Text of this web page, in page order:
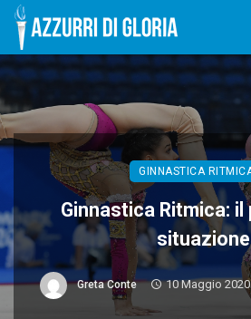
GINNASTICA
Ginnastica Ritmica: il
situazione
Greta Conte 10 Maggio 2020